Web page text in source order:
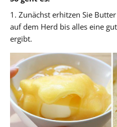
1. Zunächst erhitzen Sie
auf dem Herd bis alles eine
ergibt.